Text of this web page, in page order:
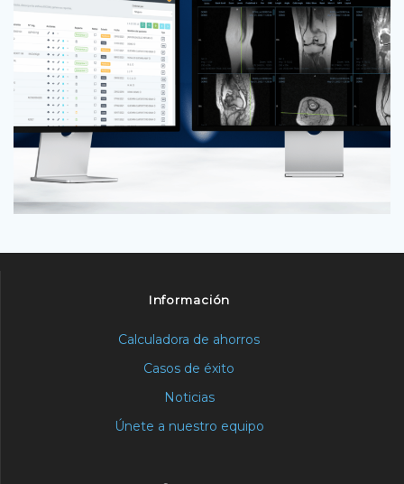
Información
Calculadora de ahorros
Casos de éxito
Noticias
Únete a nuestro equipo